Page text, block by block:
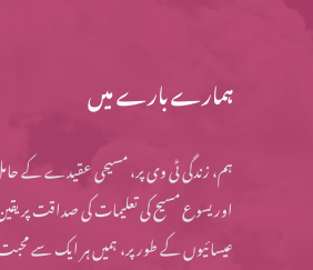
زندگی کی روشنی
جھوٹی بات کا ہر ایک
ہمارے بارے میں
ہم، زندگی ٹی وی پر، مسیحی عقیدے کے
اور یسوع مسیح کی تعلیمات کی صداقت پر
عیسائیوں کے طور پر، ہمیں ہر ایک سے محبت